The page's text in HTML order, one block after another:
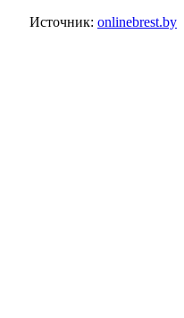
Источник: onlinebrest.by